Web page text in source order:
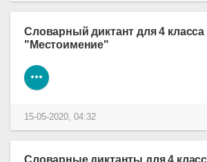
Словарный диктант для 4 класса
"Местоимение"
15-05-2020, 04:32
Словарные диктанты для 4